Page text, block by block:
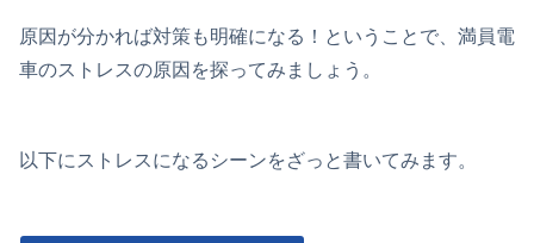
原因が分かれば対策も明確になる！ということで、満員電
車のストレスの原因を探ってみましょう。
以下にストレスになるシーンをざっと書いてみます。